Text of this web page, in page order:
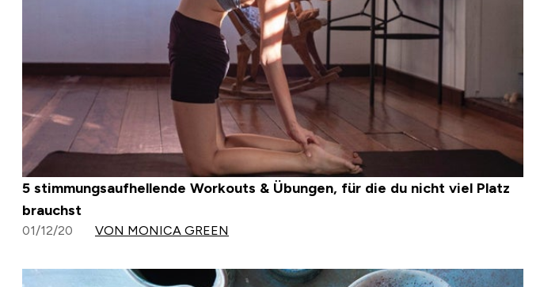
5 stimmungsaufhellende Workouts & Übungen, für die du nicht viel Platz
brauchst
01/12/20 VON MONICA GREEN